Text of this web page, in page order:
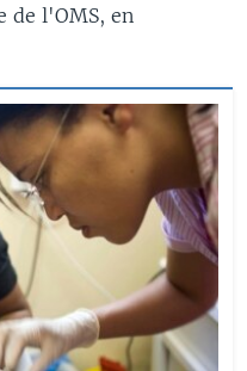
de l'OMS, en